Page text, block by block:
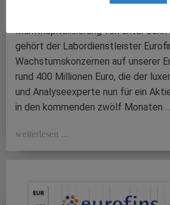
Marktkapitalisierung von unter zehn
gehört der Labordienstleister
Wachstumskonzernen auf unserer
rund 400 Millionen Euro, die der
und Analyseexperte nun für ein
in den kommenden zwölf Monaten …
weiterlesen ...